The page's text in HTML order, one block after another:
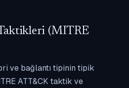
(MITRE
ve bağlantı tipinin tipik
ATT&CK taktik ve